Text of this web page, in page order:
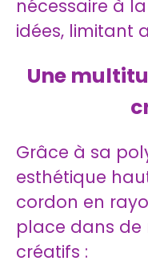
nécessaire à
idées, limitant
Une
Grâce à sa
esthétique
cordon en
place dans de
créatifs :